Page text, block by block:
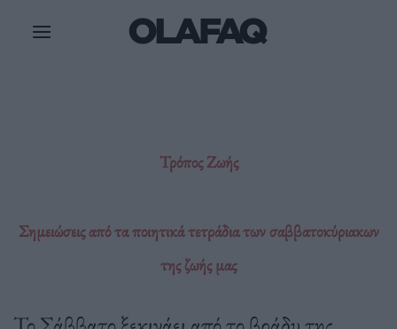
Τρόπος Ζωής
Σημειώσεις από τα ποιητικά τετράδια των σαββατοκύριακων
της ζωής μας